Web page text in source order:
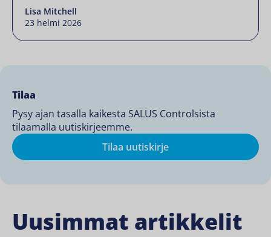
älykkääseen kotiisi ja jotka auttavat sinua
alentamaan energiakustannuksia, parantamaan
mukavuutta ja siirtymään lähemmäs
Lisa Mitchell
23 helmi 2026
Tilaa
Pysy ajan tasalla kaikesta SALUS Controlsista
tilaamalla uutiskirjeemme.
Tilaa uutiskirje
Uusimmat artikkelit